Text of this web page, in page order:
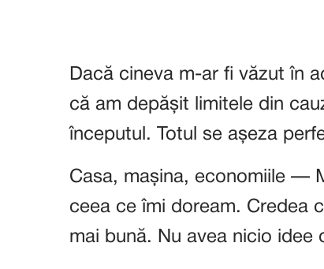
Dacă cineva m-ar fi văzut în
că am depășit limitele din
începutul. Totul se așeza
Casa, mașina, economiile —
ceea ce îmi doream. Credea
mai bună. Nu avea nicio idee